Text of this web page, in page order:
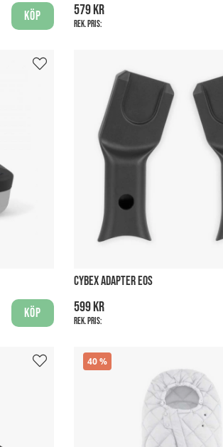
Köp 579 kr
Rek. pris:
Köp
CYBEX ADAPTER EOS
599 kr
Rek. pris:
40